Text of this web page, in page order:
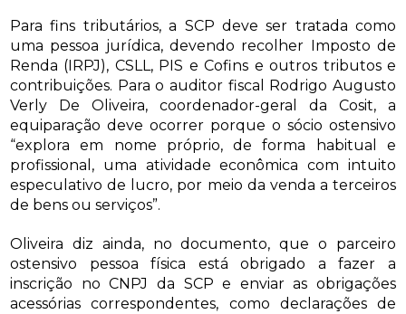
Para fins tributários, a SCP deve ser tratada como
uma pessoa jurídica, devendo recolher Imposto de
Renda (IRPJ), CSLL, PIS e Cofins e outros tributos e
contribuições. Para o auditor fiscal Rodrigo Augusto
Verly De Oliveira, coordenador-geral da Cosit, a
equiparação deve ocorrer porque o sócio ostensivo
“explora em nome próprio, de forma habitual e
profissional, uma atividade econômica com intuito
especulativo de lucro, por meio da venda a terceiros
de bens ou serviços”.
Oliveira diz ainda, no documento, que o parceiro
ostensivo pessoa física está obrigado a fazer a
inscrição no CNPJ da SCP e enviar as obrigações
acessórias correspondentes, como declarações de